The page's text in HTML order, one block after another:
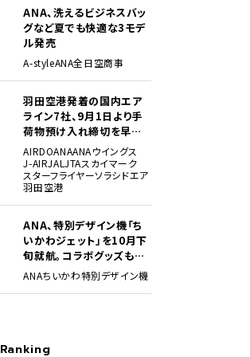
ANA、洗えるビジネスバッ
グなど夏でも快適な3モデ
ル発売
A-styleANA全日空商事
羽田空港発着の国内エア
ライン7社、9月1日より手
荷物預け入れ締切を早期
化・厳格化。定時性確保に
向け
AIRDOANAANAウイングス
J-AIRJALJTAスカイマーク
スターフライヤーソラシドエア
羽田空港
ANA、特別デザイン機「ち
いかわジェット」を10月下
旬就航。コラボグッズも展
開
ANAちいかわ特別デザイン機
Ranking